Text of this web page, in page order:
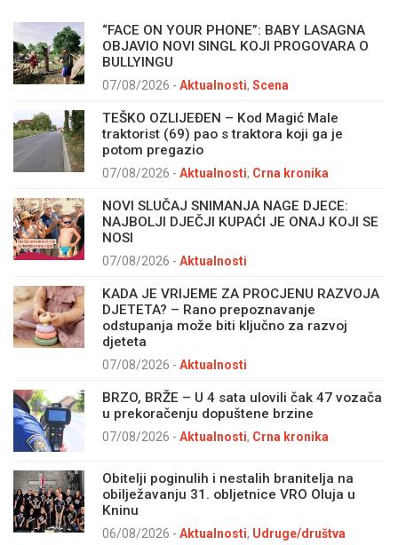
“FACE ON YOUR PHONE”: BABY LASAGNA
OBJAVIO NOVI SINGL KOJI PROGOVARA O
BULLYINGU
07/08/2026 - Aktualnosti, Scena
TEŠKO OZLIJEĐEN – Kod Magić Male
traktorist (69) pao s traktora koji ga je
potom pregazio
07/08/2026 - Aktualnosti, Crna kronika
NOVI SLUČAJ SNIMANJA NAGE DJECE:
NAJBOLJI DJEČJI KUPAĆI JE ONAJ KOJI SE
NOSI
07/08/2026 - Aktualnosti
KADA JE VRIJEME ZA PROCJENU RAZVOJA
DJETETA? – Rano prepoznavanje
odstupanja može biti ključno za razvoj
djeteta
07/08/2026 - Aktualnosti
BRZO, BRŽE – U 4 sata ulovili čak 47 vozača
u prekoračenju dopuštene brzine
07/08/2026 - Aktualnosti, Crna kronika
Obitelji poginulih i nestalih branitelja na
obilježavanju 31. obljetnice VRO Oluja u
Kninu
06/08/2026 - Aktualnosti, Udruge/društva